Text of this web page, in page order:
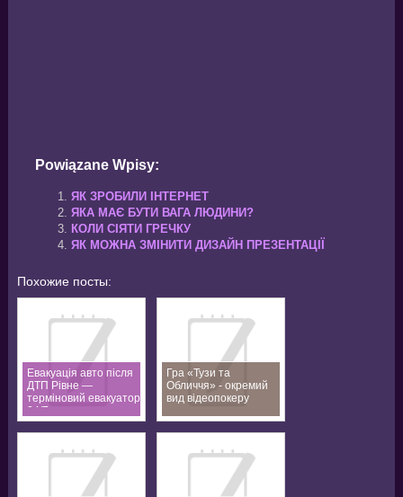
Powiązane Wpisy:
ЯК ЗРОБИЛИ ІНТЕРНЕТ
ЯКА МАЄ БУТИ ВАГА ЛЮДИНИ?
КОЛИ СІЯТИ ГРЕЧКУ
ЯК МОЖНА ЗМІНИТИ ДИЗАЙН ПРЕЗЕНТАЦІЇ
Похожие посты:
Евакуація авто після
ДТП Рівне —
терміновий евакуатор
24/7
Гра «Тузи та
Обличчя» - окремий
вид відеопокеру